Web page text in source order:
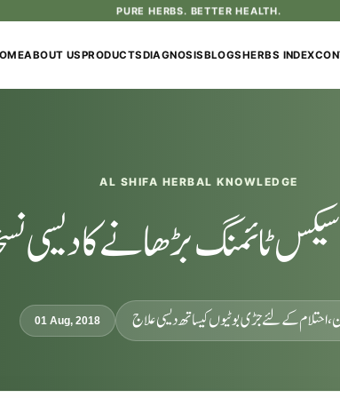
PURE HERBS. BETTER HEALTH.
ABOUT USPRODUCTSDIAGNOSISBLOGSHERBS INDEX
AL SHIFA HERBAL KNOWLEDGE
ٹائمنگ بڑھانے کا دیسی
01 Aug, 2018 احتلام کےلئے جڑی بوٹیوں کیساتھ دیسی علاج